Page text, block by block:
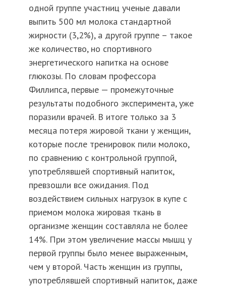
одной группе участниц ученые давали
выпить 500 мл молока стандартной
жирности (3,2%), а другой группе – такое
же количество, но спортивного
энергетического напитка на основе
глюкозы. По словам профессора
Филлипса, первые — промежуточные
результаты подобного эксперимента, уже
поразили врачей. В итоге только за 3
месяца потеря жировой ткани у женщин,
которые после тренировок пили молоко,
по сравнению с контрольной группой,
употреблявшей спортивный напиток,
превзошли все ожидания. Под
воздействием сильных нагрузок в купе с
приемом молока жировая ткань в
организме женщин составляла не более
14%. При этом увеличение массы мышц у
первой группы было менее выраженным,
чем у второй. Часть женщин из группы,
употреблявшей спортивный напиток, даже